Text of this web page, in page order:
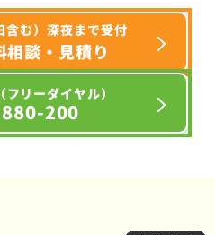
む）深夜まで受付
談・見積り
リーダイヤル）
200